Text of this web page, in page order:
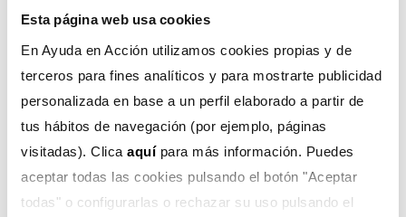
Esta página web usa cookies
En Ayuda en Acción utilizamos cookies propias y de
terceros para fines analíticos y para mostrarte publicidad
personalizada en base a un perfil elaborado a partir de
tus hábitos de navegación (por ejemplo, páginas
visitadas). Clica aquí para más información. Puedes
aceptar todas las cookies pulsando el botón "Aceptar
todas" o configurarlas o rechazar su uso pulsando el
Como parte de nuestro trabajo, Ayuda en Acción
durante el 2020 y 2021, ha venido impulsando más de
500 emprendimientos como respuesta a la crisis
sanitaria. Por su parte, la cadena Hipermercados